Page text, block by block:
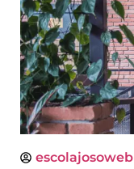
escolajosoweb